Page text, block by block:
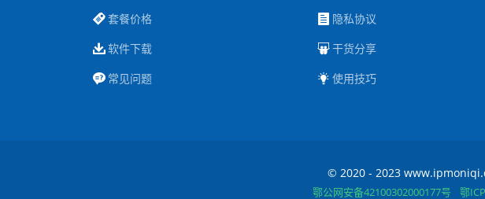
套餐价格
软件下载
常见问题
隐私协议
干货分享
使用技巧
© 2020 - 2023
鄂公网安备42100302000177号 鄂